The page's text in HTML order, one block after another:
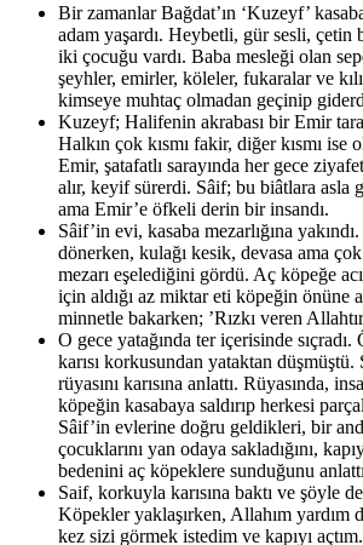
Bir zamanlar Bağdat’ın ‘Kuzeyf’
adam yaşardı. Heybetli, gür sesli, çetin
iki çocuğu vardı. Baba mesleği olan
şeyhler, emirler, köleler, fukaralar ve
kimseye muhtaç olmadan geçinip
Kuzeyf; Halifenin akrabası bir Emir
Halkın çok kısmı fakir, diğer kısmı ise
Emir, şatafatlı sarayında her gece
alır, keyif sürerdi. Sâif; bu biâtlara asla
ama Emir’e öfkeli derin bir insandı.
Sâif’in evi, kasaba mezarlığına
dönerken, kulağı kesik, devasa ama
mezarı eşelediğini gördü. Aç köpeğe
için aldığı az miktar eti köpeğin önüne
minnetle bakarken; ’Rızkı veren
O gece yatağında ter içerisinde sıçradı.
karısı korkusundan yataktan
rüyasını karısına anlattı. Rüyasında,
köpeğin kasabaya saldırıp herkesi
Sâif’in evlerine doğru geldikleri, bir
çocuklarını yan odaya sakladığını,
bedenini aç köpeklere sunduğunu
Saif, korkuyla karısına baktı ve şöyle
Köpekler yaklaşırken, Allahım yardım
kez sizi görmek istedim ve kapıyı açtım.